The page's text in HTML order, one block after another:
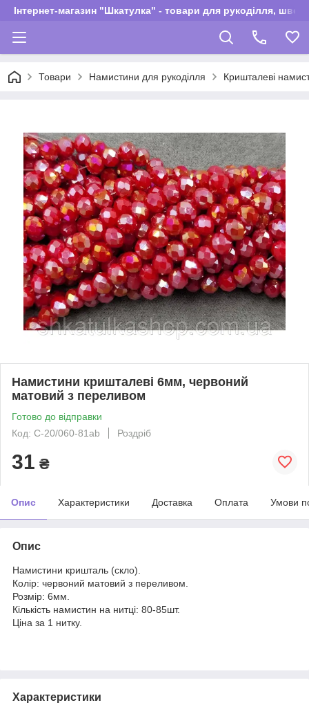
Інтернет-магазин "Шкатулка" - товари для рукоділля,
Товари Намистини для рукоділля Кришталеві
Намистини кришталеві 6мм, червоний
матовий з переливом
Готово до відправки
Код: С-20/060-81ab
Роздріб
31 ₴
Опис Характеристики Доставка Оплата Умови
Опис
Намистини кришталь (скло).
Колір: червоний матовий з переливом.
Розмір: 6мм.
Кількість намистин на нитці: 80-85шт.
Ціна за 1 нитку.
Характеристики